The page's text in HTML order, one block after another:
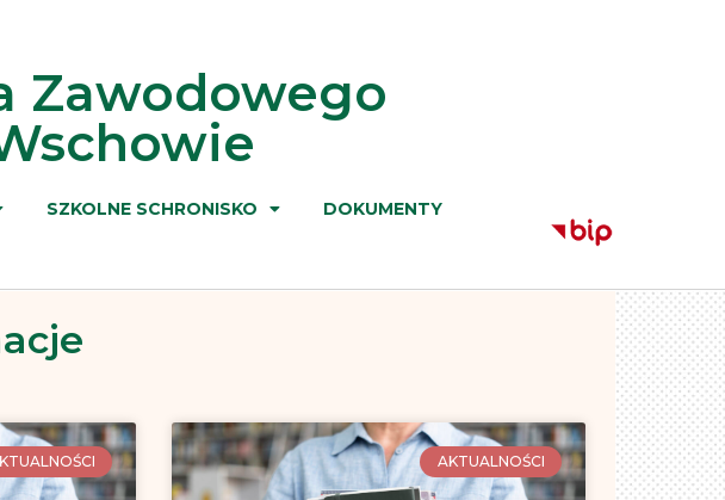
Zawodowego
SZKOLNE SCHRONISKO DOKUMENTY
AKTUALNOŚCI